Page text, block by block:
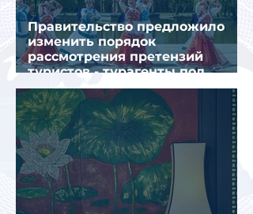
Правительство предложило
изменить порядок
рассмотрения претензий
туристов - турагенты под
ударом!